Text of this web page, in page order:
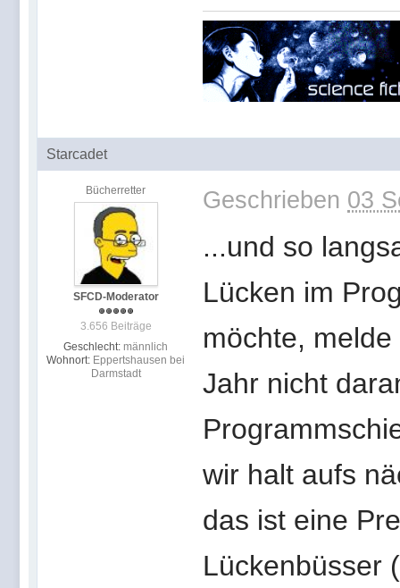
Starcadet
Bücherretter
SFCD-Moderator
3.656 Beiträge
Geschlecht: männlich
Wohnort: Eppertshausen bei
Darmstadt
Geschrieben 03
...und so
Lücken im
möchte,
Jahr nicht
wir halt aufs
das ist eine
Lückenbüsser